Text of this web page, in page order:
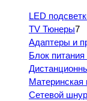
LED
TV Тюнеры7
Адаптеры и
Блок питания
Материнская
Сетевой